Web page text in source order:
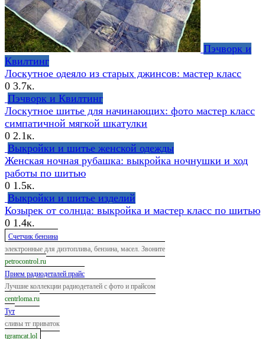
Пэчворк и
Квилтинг
Лоскутное одеяло из старых джинсов: мастер класс
0 3.7к.
Пэчворк и Квилтинг
Лоскутное шитье для начинающих: фото мастер класс
симпатичной мягкой шкатулки
0 2.1к.
Выкройки и шитье женской одежды
Женская ночная рубашка: выкройка ночнушки и ход
работы по шитью
0 1.5к.
Выкройки и шитье изделий
Козырек от солнца: выкройка и мастер класс по шитью
0 1.4к.
Счетчик бензина
электронные для дизтоплива, бензина, масел. Звоните
petrocontrol.ru
Прием радиодеталей прайс
Лучшие коллекции радиодеталей с фото и прайсом
centrloma.ru
Тут
сливы тг приваток
tgramcat.lol